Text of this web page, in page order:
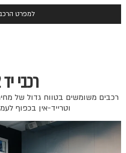
למפרט
רכבי יד 2
רכבים משומשים בטווח גדול של
וטרייד-אין בכפוף